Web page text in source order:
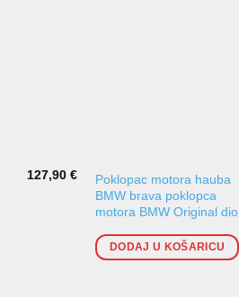
127,90€
Poklopac motora hauba
BMW brava poklopca
motora BMW Original dio
DODAJ U KOŠARICU